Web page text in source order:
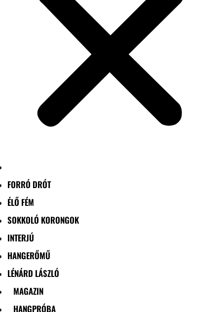
FORRÓ DRÓT
ÉLŐ FÉM
SOKKOLÓ KORONGOK
INTERJÚ
HANGERŐMŰ
LÉNÁRD LÁSZLÓ
MAGAZIN
HANGPRÓBA